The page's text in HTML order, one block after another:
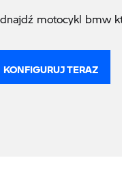
motocykl bmw
KONFIGURUJ TERAZ